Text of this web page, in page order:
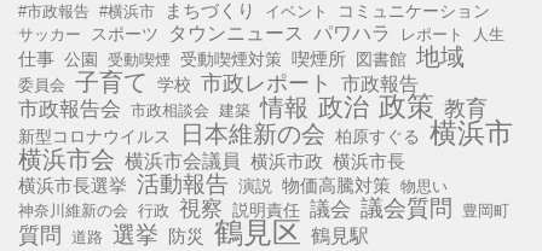
#市政報告 #横浜市 まちづくり イベント コミュニケーション
サッカー スポーツ タウンニュース パワハラ レポート 人生
仕事 公園 受動喫煙 受動喫煙対策 喫煙所 図書館 地域
委員会 子育て 学校 市政レポート 市政報告
市政報告会 市政相談会 建築 情報 政治 政策 教育
新型コロナウイルス 日本維新の会 柏原すぐる 横浜市
横浜市会 横浜市会議員 横浜市政 横浜市長
横浜市長選挙 活動報告 演説 物価高騰対策 物思い
神奈川維新の会 行政 視察 説明責任 議会 議会質問 豊岡町
質問 道路 選挙 防災 鶴見区 鶴見駅